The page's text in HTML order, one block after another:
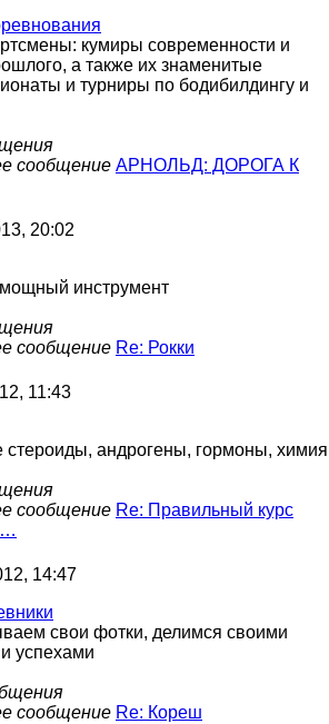
кумиры современности и
а также их знаменитые
и турниры по бодибилдингу и
сообщение АРНОЛЬД: ДОРОГА К
20:02
инструмент
сообщение Re: Рокки
11:43
стероиды, андрогены, гормоны, химия
сообщение Re: Правильный курс
…
14:47
свои фотки, делимся своими
успехами
сообщение Re: Кореш